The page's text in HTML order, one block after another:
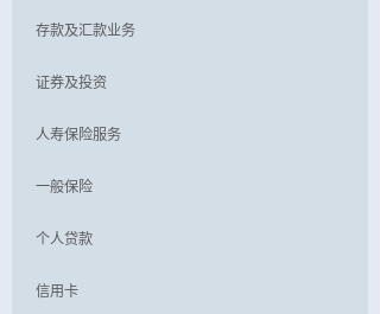
存款及汇款业务
证券及投资
人寿保险服务
一般保险
个人贷款
信用卡